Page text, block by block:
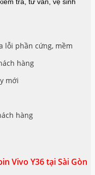
lỗi phần cứng, mềm
hàng
mới
hàng
Vivo Y36 tại Sài Gòn